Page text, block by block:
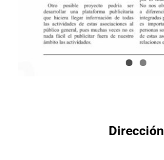
Dirección